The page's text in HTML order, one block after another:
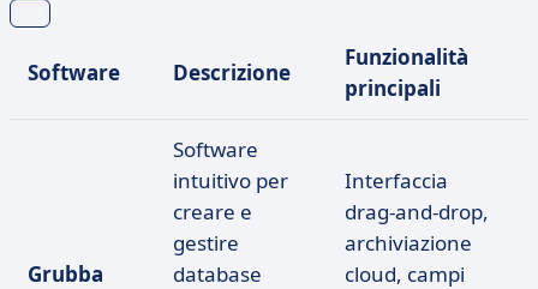
Software Descrizione
Funzionalità
principali
Grubba
Software
intuitivo per
creare e
gestire
database
Interfaccia
drag-and-drop,
archiviazione
cloud, campi